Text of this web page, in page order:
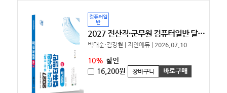
컴퓨터일
반
2027 전산직·군무원 컴퓨터일반 달달노트 [10%할인]
박태순⋅김강현 | 지안에듀 | 2026.07.10
10% 할인
16,200원
장바구니 바로구매